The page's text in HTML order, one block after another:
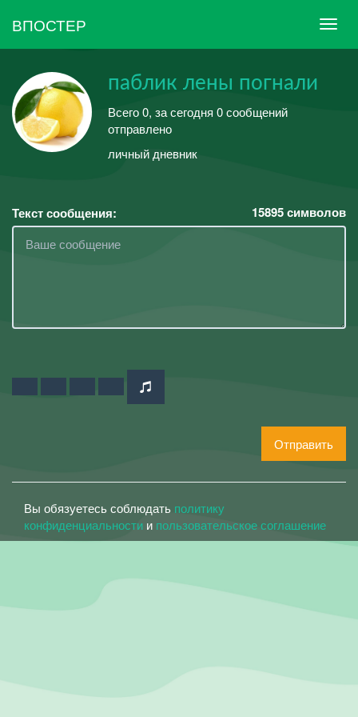
ВПОСТЕР
паблик лены погнали
Всего 0, за сегодня 0 сообщений
отправлено
личный дневник
Текст сообщения: 15895символов
Отправить
Вы обязуетесь соблюдать политику
конфиденциальности и пользовательское соглашение